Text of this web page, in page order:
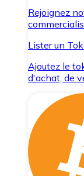
Rejoignez
Lister un
Ajoutez le
d'achat, de